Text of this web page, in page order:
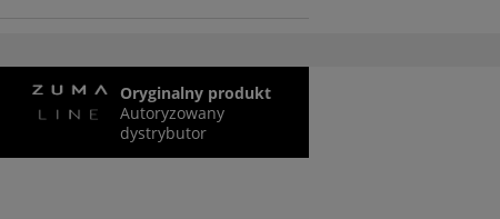
Oryginalny produkt
Autoryzowany
dystrybutor